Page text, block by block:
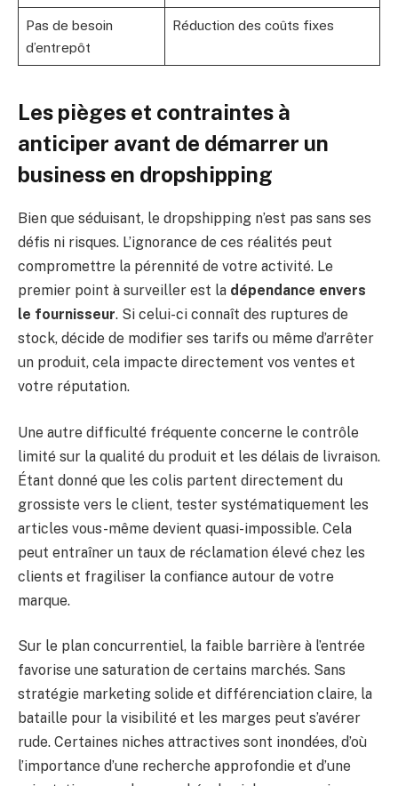
Pas de besoin
d’entrepôt
Réduction des coûts fixes
Les pièges et contraintes à
anticiper avant de démarrer un
business en dropshipping
Bien que séduisant, le dropshipping n’est pas sans ses
défis ni risques. L’ignorance de ces réalités peut
compromettre la pérennité de votre activité. Le
premier point à surveiller est la dépendance envers
le fournisseur. Si celui-ci connaît des ruptures de
stock, décide de modifier ses tarifs ou même d’arrêter
un produit, cela impacte directement vos ventes et
votre réputation.
Une autre difficulté fréquente concerne le contrôle
limité sur la qualité du produit et les délais de livraison.
Étant donné que les colis partent directement du
grossiste vers le client, tester systématiquement les
articles vous-même devient quasi-impossible. Cela
peut entraîner un taux de réclamation élevé chez les
clients et fragiliser la confiance autour de votre
marque.
Sur le plan concurrentiel, la faible barrière à l’entrée
favorise une saturation de certains marchés. Sans
stratégie marketing solide et différenciation claire, la
bataille pour la visibilité et les marges peut s’avérer
rude. Certaines niches attractives sont inondées, d’où
l’importance d’une recherche approfondie et d’une